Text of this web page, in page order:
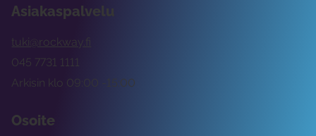
Asiakaspalvelu
tuki@rockway.fi
Arkisin klo 09:00 -15:00
045 7731 1111
Osoite